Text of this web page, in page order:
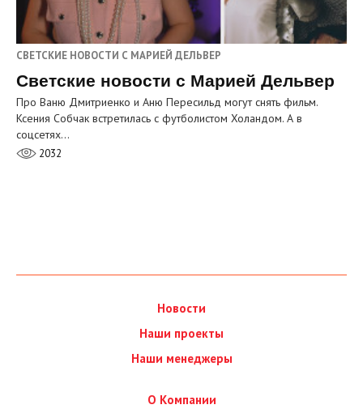
СВЕТСКИЕ НОВОСТИ С МАРИЕЙ ДЕЛЬВЕР
Светские новости с Марией Дельвер
Про Ваню Дмитриенко и Аню Пересильд могут снять фильм.
Ксения Собчак встретилась с футболистом Холандом. А в
соцсетях…
2032
Новости
Наши проекты
Наши менеджеры
О Компании